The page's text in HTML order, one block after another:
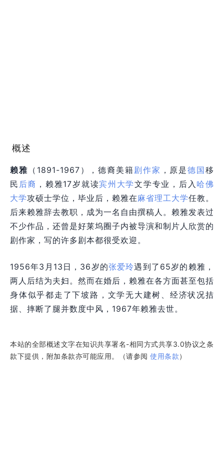
概述
赖雅 （1891-1967），德裔美籍剧作家 ，原是德国移
民 后裔 ，赖雅17岁就读宾州大学文学专业，后入 哈佛
大学攻硕士学位，毕业后，赖雅在麻省理工大学任教。
后来赖雅辞去教职，成为一名自由撰稿人。赖雅发表过
不少作品，还曾是好莱坞圈子内被导演和制片人欣赏的
剧作家，写的许多剧本都很受欢迎。
1956年3月13日，36岁的张爱玲遇到了65岁的赖雅，
两人后结为夫妇。然而在婚后，赖雅在各方面甚至包括
身体似乎都走了下坡路，文学无大建树、经济状况拮
据、摔断了腿并数度中风，1967年赖雅去世。
本站的全部概述文字在知识共享署名-相同方式共享3.0协议之条
款下提供，附加条款亦可能应用。（请参阅 使用条款）